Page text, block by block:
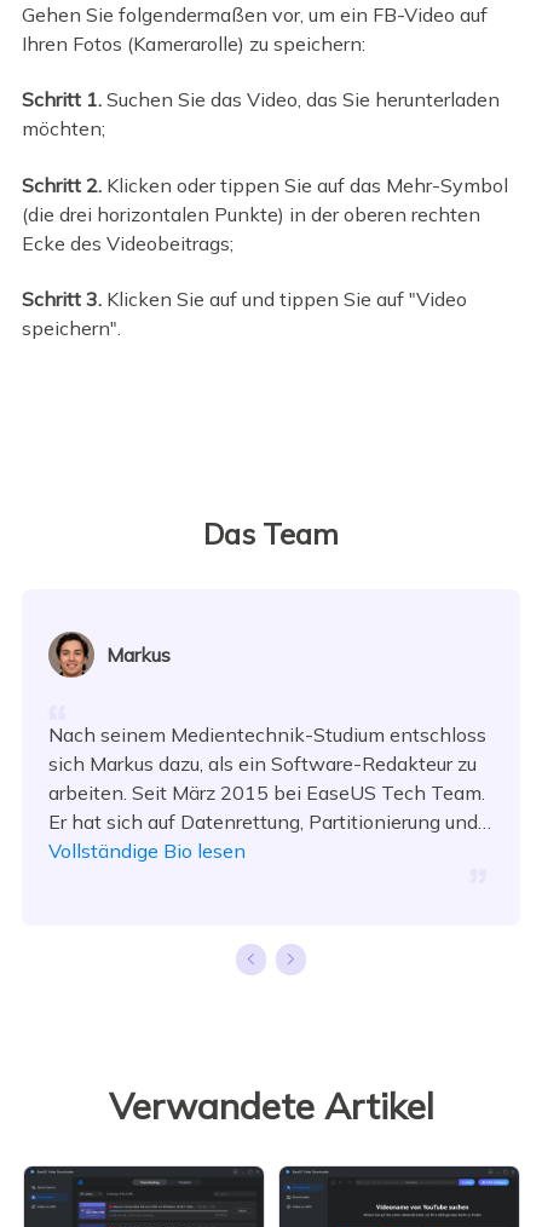
Gehen Sie folgendermaßen vor, um ein FB-Video auf
Ihren Fotos (Kamerarolle) zu speichern:
Schritt 1.Suchen Sie das Video, das Sie herunterladen
möchten;
Schritt 2.Klicken oder tippen Sie auf das Mehr-Symbol
(die drei horizontalen Punkte) in der oberen rechten
Ecke des Videobeitrags;
Schritt 3.Klicken Sie auf und tippen Sie auf "Video
speichern".
Das Team
Markus
Nach seinem Medientechnik-Studium entschloss
sich Markus dazu, als ein Software-Redakteur zu
arbeiten. Seit März 2015 bei EaseUS Tech Team.
Er hat sich auf Datenrettung, Partitionierung und
Datensicherung spezialisiert.…
Vollständige Bio lesen
Verwandete Artikel